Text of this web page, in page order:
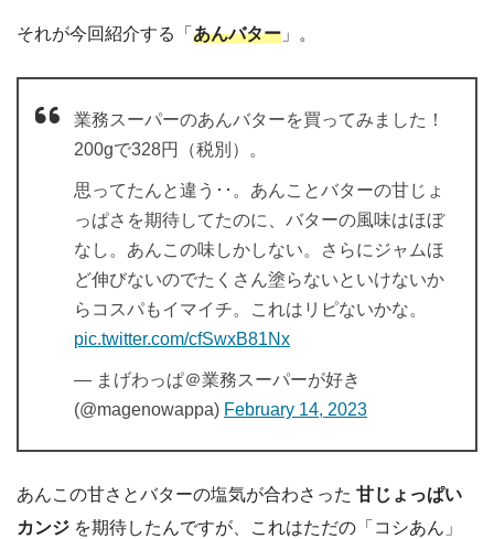
それが今回紹介する「 あんバター 」。
業務スーパーのあんバターを買ってみました！
200gで328円（税別）。
思ってたんと違う･･。あんことバターの甘じょ
っぱさを期待してたのに、バターの風味はほぼ
なし。あんこの味しかしない。さらにジャムほ
ど伸びないのでたくさん塗らないといけないか
らコスパもイマイチ。これはリピないかな。
pic.twitter.com/cfSwxB81Nx
— まげわっぱ＠業務スーパーが好き
(@magenowappa) February 14, 2023
あんこの甘さとバターの塩気が合わさった 甘じょっぱい
カンジ を期待したんですが、これはただの「コシあん」